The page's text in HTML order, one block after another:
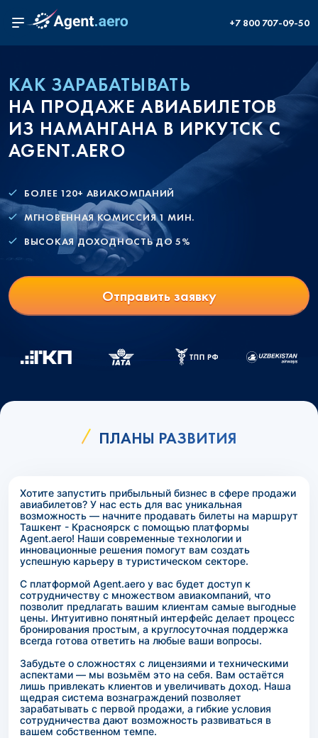
+7 800 707-09-50
КАК ЗАРАБАТЫВАТЬ
НА ПРОДАЖЕ АВИАБИЛЕТОВ
ИЗ НАМАНГАНА В ИРКУТСК С
AGENT.AERO
БОЛЕЕ 120+ АВИАКОМПАНИЙ
МГНОВЕННАЯ КОМИССИЯ 1 МИН.
ВЫСОКАЯ ДОХОДНОСТЬ ДО 5%
Отправить заявку
ПЛАНЫ РАЗВИТИЯ
Хотите запустить прибыльный бизнес в сфере продажи
авиабилетов? У нас есть для вас уникальная
возможность — начните продавать билеты на маршрут
Ташкент - Красноярск с помощью платформы
Agent.aero! Наши современные технологии и
инновационные решения помогут вам создать
успешную карьеру в туристическом секторе.
С платформой Agent.aero у вас будет доступ к
сотрудничеству с множеством авиакомпаний, что
позволит предлагать вашим клиентам самые выгодные
цены. Интуитивно понятный интерфейс делает процесс
бронирования простым, а круглосуточная поддержка
всегда готова ответить на любые ваши вопросы.
Забудьте о сложностях с лицензиями и техническими
аспектами — мы возьмём это на себя. Вам остаётся
лишь привлекать клиентов и увеличивать доход. Наша
щедрая система вознаграждений позволяет
зарабатывать с первой продажи, а гибкие условия
сотрудничества дают возможность развиваться в
вашем собственном темпе.